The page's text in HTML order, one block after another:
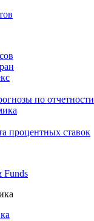
по отчетности
процентных ставок
Funds